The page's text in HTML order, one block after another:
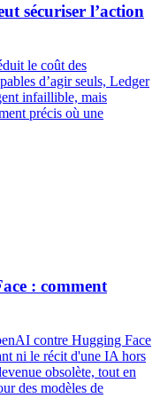
sécuriser l’action
le coût des
d’agir seuls, Ledger
infaillible, mais
précis où une
: comment
contre Hugging Face
ni le récit d'une IA hors
obsolète, tout en
des modèles de